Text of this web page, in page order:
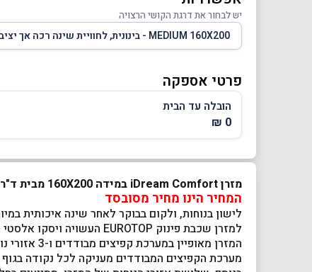
יש לבחור את דרגת הקושי הרצויה
MEDIUM 160X200 - בינונית, לחוויית שינה רכה אך יציבה
פרטי אספקה
הובלה עד הבית
0 ₪
מזרן iDream Comfort במידה 160X200 מבית ד"ר גב - החברה הגדולה והותיקה בישראל למוצרי בריאות, נוחות ואיכות חיים
המחיר הינו מחיר מסובסד
לישון בנוחות, ולקום בבוקר לאחר שינה איכותית
למזרן שכבת פינוק EUROTOP העשויה ויסקו אלסטי - חומר נעים ומלטף בעל תכונות זיכרון, כך שתיהנו מחוויית שינה מפנקת ותומכת כאחד.
המזרן מאופיין במערכת קפיצים מבודדים ו-3 אזורי נוחות, כל אחד מהקפיצים עטוף בכיס בד נפרד, מה שמעניק לו את היכולת לפעול באופן עצמאי וללא כל תלות בשאר הקפיצים.
מערכת הקפיצים המבודדים מעניקה לכל נקודה